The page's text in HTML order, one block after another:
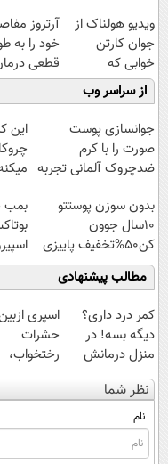
ویدیو هولناک از
جوان کارتن
خوابی که
میلیاردر شد.
آموزش رایگان
آرتروز
خود را به
قطعی
کنید!
از سراسر وب
جوانسازی پوست
صورت را با کرم
ضدچروک آلمانی تجربه
این
بدون سوزن پوستتو
10سال جوون
کن50%تخفیف پاییزی
بمب
مطالب پیشنهادی
کمر درد داری؟
دیگه بسه! در
منزل درمانش
کن
(◀پرسش‌نامه)
اسپری
حشرات
رختخواب،
مناسب
مقابله با
نظر شما
نام